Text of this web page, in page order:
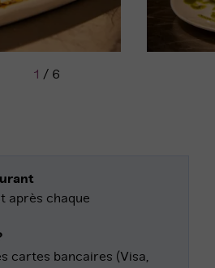
1 / 6
après chaque
cartes bancaires (Visa,